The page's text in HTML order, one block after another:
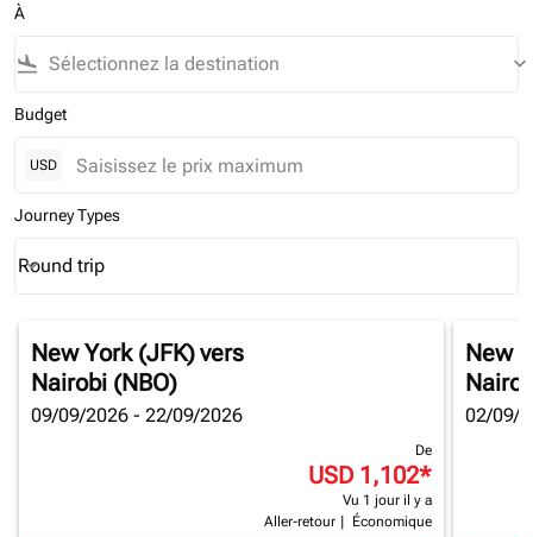
À
flight_land keyboard_arrow_down
Budget
USD
Journey Types
Journey Types option Round trip Selected
Round trip
keyboard_arrow_down
New York (JFK)vers
Nairobi (NBO)
09/09/2026 - 22/09/2026
De
USD 1,102*
Vu 1 jour il y a
Aller-retour
Économique
New
02/09/